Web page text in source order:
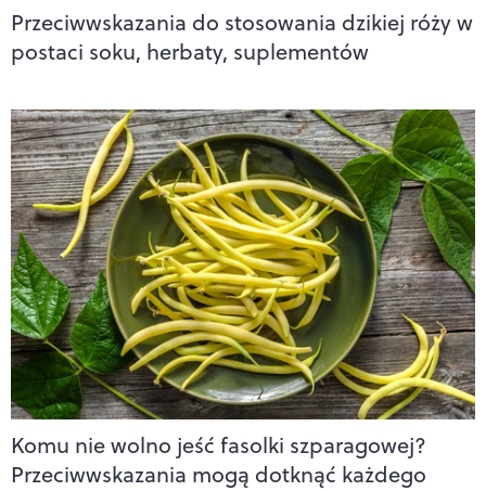
Przeciwwskazania do stosowania dzikiej róży w
postaci soku, herbaty, suplementów
Komu nie wolno jeść fasolki szparagowej?
Przeciwwskazania mogą dotknąć każdego